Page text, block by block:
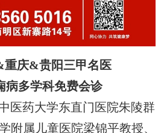
重庆&贵阳三甲名医
病多学科免费会诊
医药大学东直门医院朱陵群
附属儿童医院梁锦平教授、